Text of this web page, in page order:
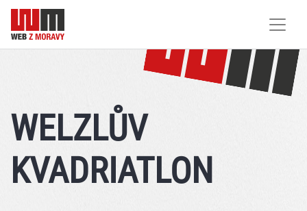
WELZLŮV
KVADRIATLON